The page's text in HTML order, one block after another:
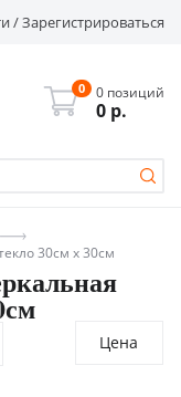
/Зарегистрироваться
0 0 позиций
0 р.
30см х 30см
Цена